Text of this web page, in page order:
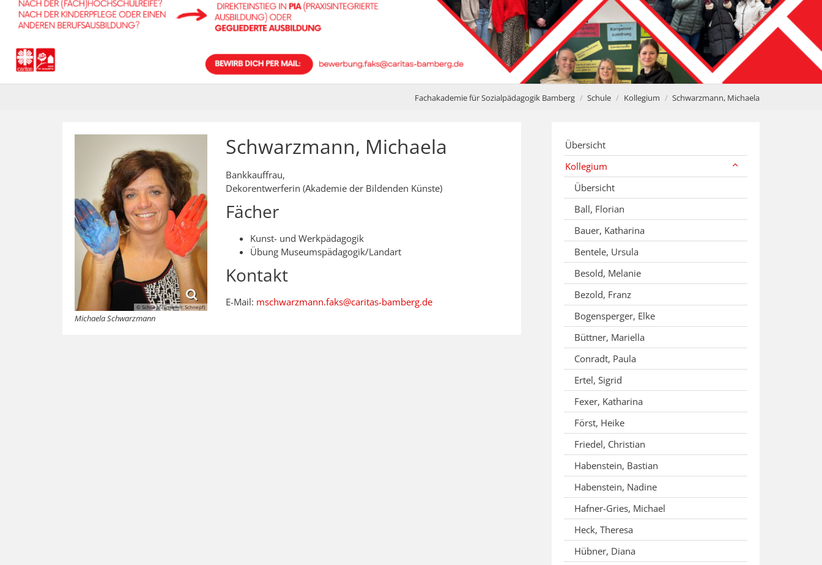
Fachakademie für Sozialpädagogik Bamberg Schule Kollegium Schwarzmann, Michaela
© Schnepf (Ersteller: Schnepf)
Michaela Schwarzmann
Schwarzmann, Michaela
Bankkauffrau,
Dekorentwerferin (Akademie der Bildenden Künste)
Fächer
Kunst- und Werkpädagogik
Übung Museumspädagogik/Landart
Kontakt
E-Mail: mschwarzmann.faks@caritas-bamberg.de
Übersicht
Kollegium
Übersicht
Ball, Florian
Bauer, Katharina
Bentele, Ursula
Besold, Melanie
Bezold, Franz
Bogensperger, Elke
Büttner, Mariella
Conradt, Paula
Ertel, Sigrid
Fexer, Katharina
Först, Heike
Friedel, Christian
Habenstein, Bastian
Habenstein, Nadine
Hafner-Gries, Michael
Heck, Theresa
Hübner, Diana